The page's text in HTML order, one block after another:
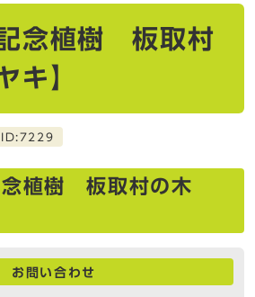
念植樹 板取村
キ】
ID:7229
念植樹 板取村の木
お問い合わせ